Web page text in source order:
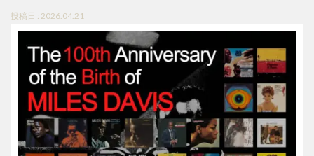
投稿日 : 2026.04.21